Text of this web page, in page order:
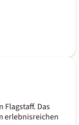
Flagstaff. Das
erlebnisreichen